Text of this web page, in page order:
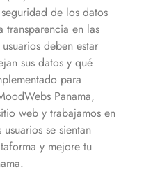
de los datos
transparencia en las
deben estar
sus datos y qué
para
Panama,
web y trabajamos en
se sientan
y mejore tu